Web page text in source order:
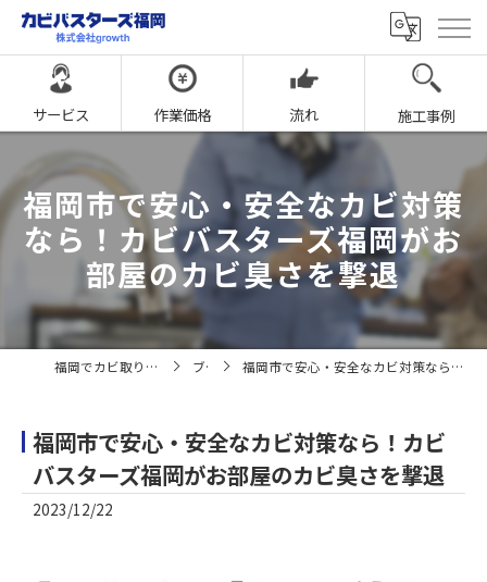
サービス 作業価格 流れ 施工事例
福岡市で安心・安全なカビ対策
なら！カビバスターズ福岡がお
部屋のカビ臭さを撃退
福岡でカビ取りならカビバスターズ福岡 ブログ 福岡市で安心・安全なカビ対策なら！カビバスターズ福岡がお部屋のカビ臭さを撃退
福岡市で安心・安全なカビ対策なら！カビ
バスターズ福岡がお部屋のカビ臭さを撃退
2023/12/22